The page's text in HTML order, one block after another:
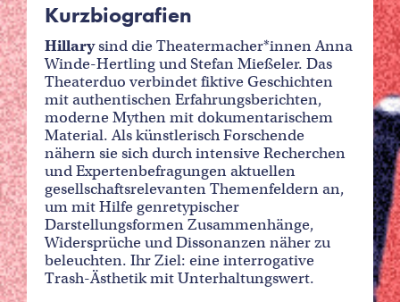
Kurzbiografien
Hillarysind die Theatermacher*innen Anna
Winde-Hertling und Stefan Mießeler. Das
Theaterduo verbindet fiktive Geschichten
mit authentischen Erfahrungsberichten,
moderne Mythen mit dokumentarischem
Material. Als künstlerisch Forschende
nähern sie sich durch intensive Recherchen
und Expertenbefragungen aktuellen
gesellschaftsrelevanten Themenfeldern an,
um mit Hilfe genretypischer
Darstellungsformen Zusammenhänge,
Widersprüche und Dissonanzen näher zu
beleuchten. Ihr Ziel: eine interrogative
Trash-Ästhetik mit Unterhaltungswert.